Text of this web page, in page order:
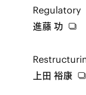
Regulatory
進藤 功
上田 裕康